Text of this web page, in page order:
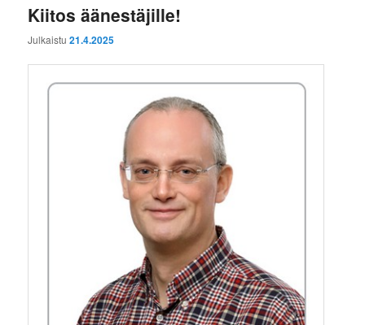
Kiitos äänestäjille!
Julkaistu21.4.2025